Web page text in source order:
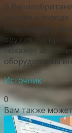
В
центре в
года пройдет
оружия. Во
покажет
оборудования
Источник
0
Вам также